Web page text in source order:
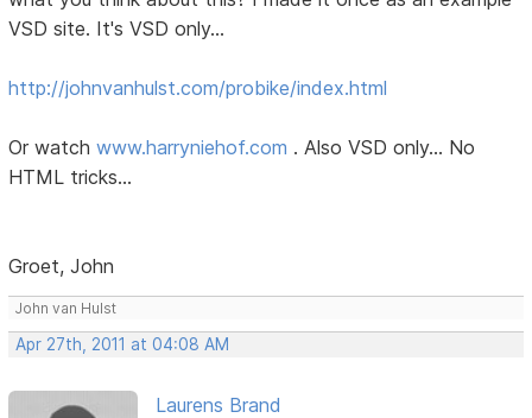
VSD site. It's VSD only...
http://johnvanhulst.com/probike/index.html
Or watchwww.harryniehof.com . Also VSD only... No
HTML tricks...
Groet, John
John van Hulst
Apr 27th, 2011 at 04:08 AM
Laurens Brand